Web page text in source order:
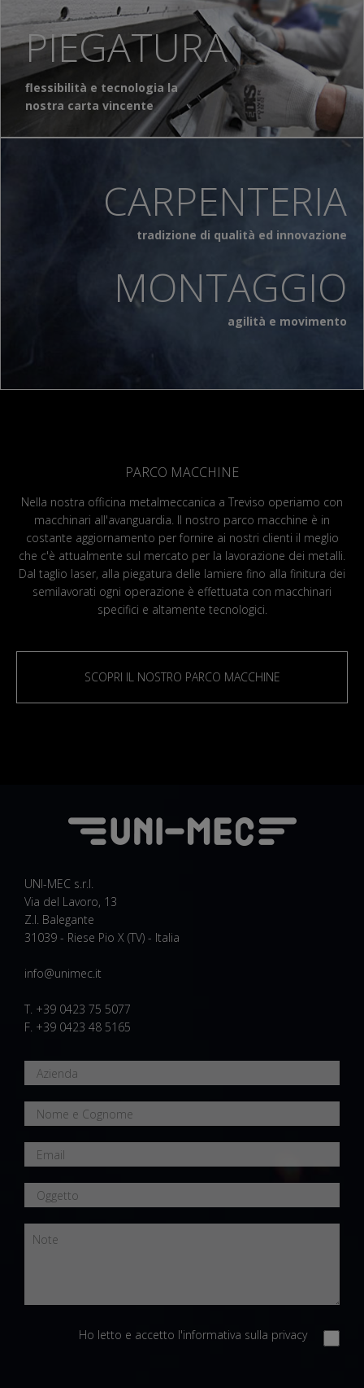
PIEGATURA
flessibilità e tecnologia la
nostra carta vincente
CARPENTERIA
tradizione di qualità ed innovazione
MONTAGGIO
agilità e movimento
PARCO MACCHINE
Nella nostra officina metalmeccanica a Treviso operiamo con
macchinari all'avanguardia. Il nostro parco macchine è in
costante aggiornamento per fornire ai nostri clienti il meglio
che c'è attualmente sul mercato per la lavorazione dei metalli.
Dal taglio laser, alla piegatura delle lamiere fino alla finitura dei
semilavorati ogni operazione è effettuata con macchinari
specifici e altamente tecnologici.
SCOPRI IL NOSTRO PARCO MACCHINE
UNI-MEC s.r.l.
Via del Lavoro, 13
Z.I. Balegante
31039 - Riese Pio X (TV) - Italia
info@unimec.it
T. +39 0423 75 5077
F. +39 0423 48 5165
Ho letto e accetto l'informativa sulla privacy